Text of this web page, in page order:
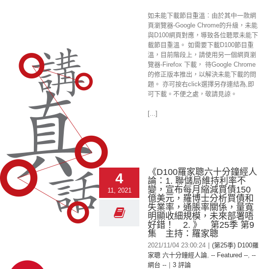
如未能下載節目重溫︰由於其中一款網
頁瀏覽器-Google Chrome的升級，未能
與D100網頁對應，導致各位聽眾未能下
載節目重溫。 如需要下載D100節目重
溫，目前階段上，請使用另一個網頁瀏
覽器-Firefox 下載， 待Google Chrome
的修正版本推出，以解決未能下載的問
題。 亦可按右click選擇另存連結為,即
可下載。不便之處，敬請見諒。
[...]
4
11, 2021
《D100羅家聰六十分鐘經人
論：1. 聯儲局維持利率不
變，宣布每月縮減買債150
億美元，羅博士分析買債和
失業率，通脹率關係，量寬
明顯收細規模，未來部署唔
好錯！ 2. 》 第25季 第9
集 主持：羅家聰
2021/11/04 23:00:24
(第25季) D100羅
家聰 六十分鐘經人論, -- Featured --, --
網台 --
3 評論